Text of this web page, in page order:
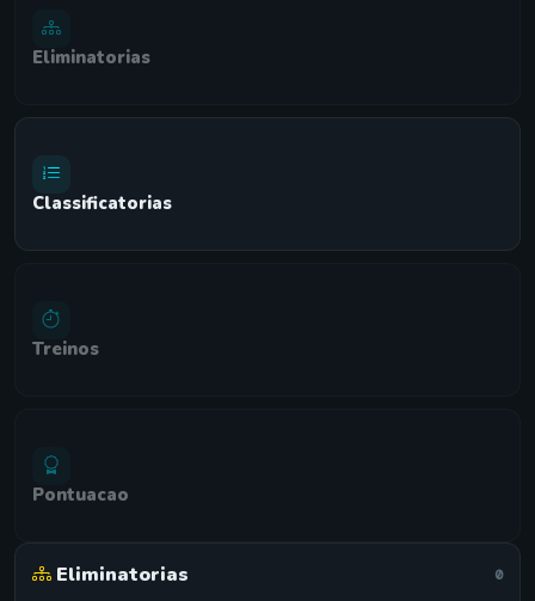
Eliminatorias
Classificatorias
Treinos
Pontuacao
Eliminatorias 0